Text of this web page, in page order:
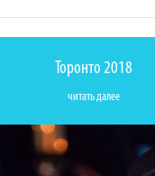
Торонто 2018
читать далее